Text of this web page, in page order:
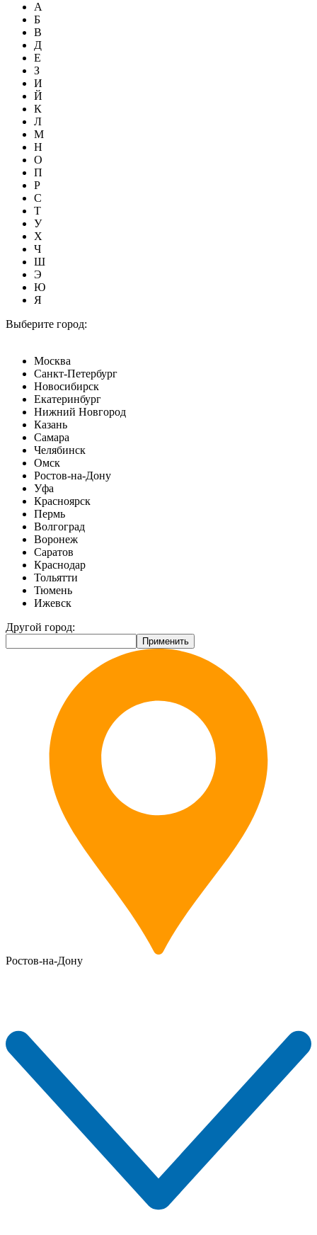
А
Б
В
Д
Е
З
И
Й
К
Л
М
Н
О
П
Р
С
Т
У
Х
Ч
Ш
Э
Ю
Я
Выберите город:
Москва
Санкт-Петербург
Новосибирск
Екатеринбург
Нижний Новгород
Казань
Самара
Челябинск
Омск
Ростов-на-Дону
Уфа
Красноярск
Пермь
Волгоград
Воронеж
Саратов
Краснодар
Тольятти
Тюмень
Ижевск
Другой город:
Ростов-на-Дону